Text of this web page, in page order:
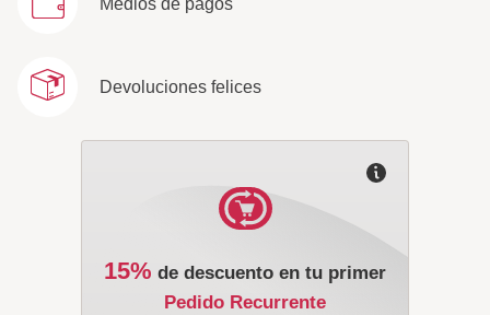
Devoluciones felices
15% de descuento en tu primer
Pedido Recurrente